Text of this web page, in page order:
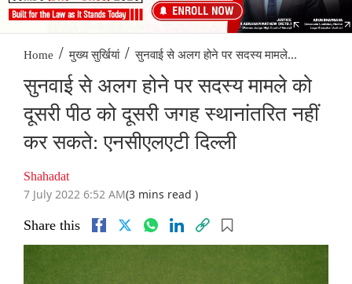
Home / मुख्य सुर्खियां / सुनवाई से अलग होने पर सदस्य मामले...
सुनवाई से अलग होने पर सदस्य मामले को
दूसरी पीठ को दूसरी जगह स्थानांतरित नहीं
कर सकते: एनसीएलएटी दिल्ली
Shahadat
7 July 2022 6:52 AM(3 mins read )
Share this